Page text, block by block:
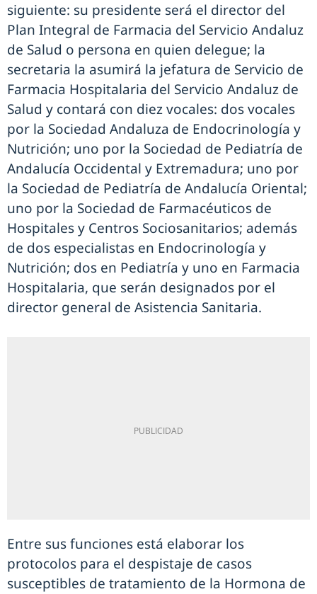
siguiente: su presidente será el director del
Plan Integral de Farmacia del Servicio Andaluz
de Salud o persona en quien delegue; la
secretaria la asumirá la jefatura de Servicio de
Farmacia Hospitalaria del Servicio Andaluz de
Salud y contará con diez vocales: dos vocales
por la Sociedad Andaluza de Endocrinología y
Nutrición; uno por la Sociedad de Pediatría de
Andalucía Occidental y Extremadura; uno por
la Sociedad de Pediatría de Andalucía Oriental;
uno por la Sociedad de Farmacéuticos de
Hospitales y Centros Sociosanitarios; además
de dos especialistas en Endocrinología y
Nutrición; dos en Pediatría y uno en Farmacia
Hospitalaria, que serán designados por el
director general de Asistencia Sanitaria.
Entre sus funciones está elaborar los
protocolos para el despistaje de casos
susceptibles de tratamiento de la Hormona de